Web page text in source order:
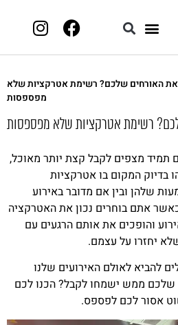
האורחים שלכם? רשימת אטרקציות שלא
מפספסות
רשימת אטרקציות שלא מפספסות
תמיד מצפים לקבל קצת יותר מאוכל,
בדיוק המקום בו אטרקציות
שלהן ובין אם מדובר באירוע
אתם בוחרים נכון את האטרקציה
והופכים את אותם הרגעים עם
יחזרו על עצמם.
להביא לאולם האירועים שלנו
שלכם ממש ישמחו לקבל? הכנו לכם
אסור לכם לפספס.